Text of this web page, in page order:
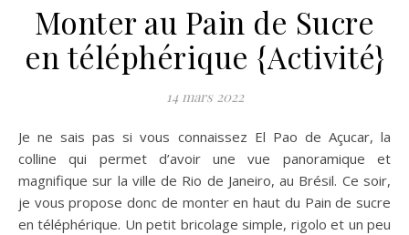
Monter au Pain de Sucre
en téléphérique {Activité}
14 mars 2022
Je ne sais pas si vous connaissez El Pao de Açucar, la
colline qui permet d’avoir une vue panoramique et
magnifique sur la ville de Rio de Janeiro, au Brésil. Ce soir,
je vous propose donc de monter en haut du Pain de sucre
en téléphérique. Un petit bricolage simple, rigolo et un peu